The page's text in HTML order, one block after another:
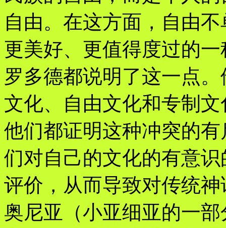
自由。在这方面，自由
更美好、更值得度过的
罗多德都说明了这一点
文化、自由文化和专制
他们都证明这种冲突的
们对自己的文化的有意
评价，从而导致对传统
奥尼亚（小亚细亚的一